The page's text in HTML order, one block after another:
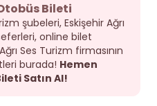
Bileti
şubeleri, Eskişehir Ağrı
online bilet
Ses Turizm firmasının
burada! Hemen
Satın Al!